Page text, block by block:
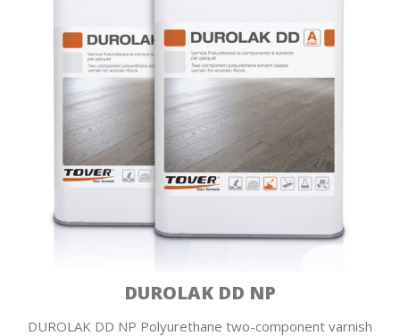
DUROLAK DD NP
DUROLAK DD NP Polyurethane two-component varnish